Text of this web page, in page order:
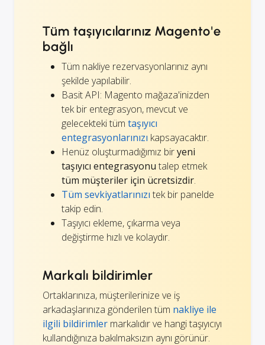
Tüm taşıyıcılarınız Magento'e
bağlı
Tüm nakliye rezervasyonlarınız aynı
şekilde yapılabilir.
Basit API: Magento mağaza'inizden
tek bir entegrasyon, mevcut ve
gelecekteki tüm taşıyıcı
entegrasyonlarınızı kapsayacaktır.
Henüz oluşturmadığımız biryeni
taşıyıcı entegrasyonu talep etmek
tüm müşteriler için ücretsizdir.
Tüm sevkiyatlarınızı tek bir panelde
takip edin.
Taşıyıcı ekleme, çıkarma veya
değiştirme hızlı ve kolaydır.
Markalı bildirimler
Ortaklarınıza, müşterilerinize ve iş
arkadaşlarınıza gönderilen tüm nakliye ile
ilgili bildirimler markalıdır ve hangi taşıyıcıyı
kullandığınıza bakılmaksızın aynı görünür.